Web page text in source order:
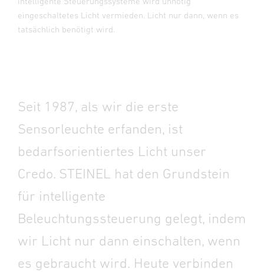
eingeschaltetes Licht vermieden. Licht nur dann, wenn es
tatsächlich benötigt wird.
Seit 1987, als wir die erste
Sensorleuchte erfanden, ist
bedarfsorientiertes Licht unser
Credo. STEINEL hat den Grundstein
für intelligente
Beleuchtungssteuerung gelegt, indem
wir Licht nur dann einschalten, wenn
es gebraucht wird. Heute verbinden